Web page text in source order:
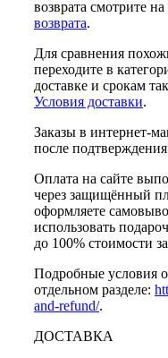
возврата смотрите
возврата.
Для сравнения
переходите в
доставке и срокам
Условия доставки.
Заказы в интернет-
после
Оплата на сайте
через защищённый
оформляете
использовать
до 100% стоимости
Подробные условия
отдельном разделе:
and-refund/.
ДОСТАВКА